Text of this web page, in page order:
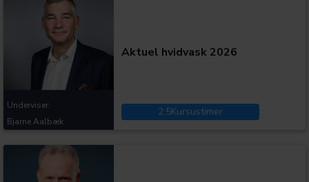
Aktuel hvidvask 2026
2.5Kursustimer
Underviser:
Bjarne Aalbæk